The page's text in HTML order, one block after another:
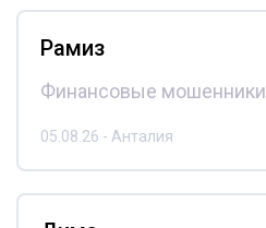
Рамиз
Финансовые мошенники
05.08.26 - Анталия